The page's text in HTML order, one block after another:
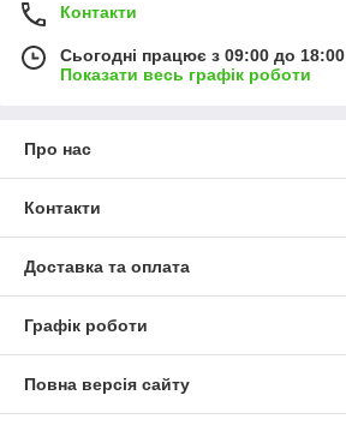
Контакти
Сьогодні працює з 09:00 до 18:00
Показати весь графік роботи
Про нас
Контакти
Доставка та оплата
Графік роботи
Повна версія сайту